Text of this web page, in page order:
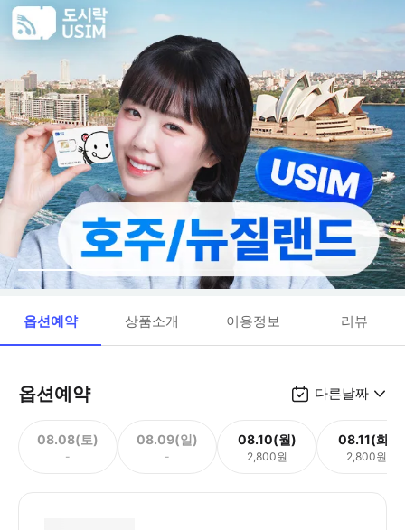
옵션예약 상품소개 이용정보 리뷰
옵션예약 다른날짜
08.08(토)
-
08.09(일)
-
08.10(월)
2,800원
08.11(화)
2,800원